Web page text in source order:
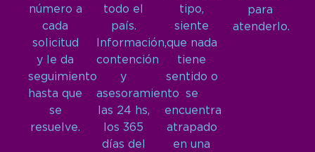
número a
cada
solicitud
y le da
seguimiento
hasta que
se
resuelve.
todo el
país.
Información,
contención
y
asesoramiento
las 24 hs,
los 365
días del
tipo,
siente
que nada
tiene
sentido o
se
encuentra
atrapado
en una
para
atenderlo.